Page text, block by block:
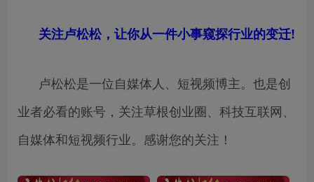
关注卢松松，让你从一件小事窥探行业的变迁!
卢松松是一位自媒体人、短视频博主。也是创
业者必看的账号，关注草根创业圈、科技互联网、
自媒体和短视频行业。感谢您的关注！